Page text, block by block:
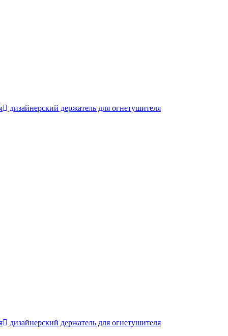
дизайнерский держатель для огнетушителя
дизайнерский держатель для огнетушителя